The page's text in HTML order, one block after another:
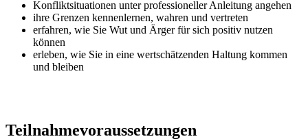
Konfliktsituationen unter professioneller Anleitung angehen
ihre Grenzen kennenlernen, wahren und vertreten
erfahren, wie Sie Wut und Ärger für sich positiv nutzen
können
erleben, wie Sie in eine wertschätzenden Haltung kommen
und bleiben
Teilnahmevoraussetzungen